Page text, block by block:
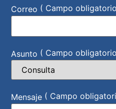
Correo ( Campo
Asunto ( Campo
Mensaje ( Campo